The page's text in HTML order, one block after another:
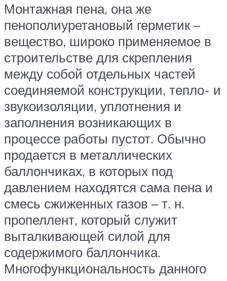
Монтажная пена, она же
пенополиуретановый герметик –
вещество, широко применяемое в
строительстве для скрепления
между собой отдельных частей
соединяемой конструкции, тепло- и
звукоизоляции, уплотнения и
заполнения возникающих в
процессе работы пустот. Обычно
продается в металлических
баллончиках, в которых под
давлением находятся сама пена и
смесь сжиженных газов – т. н.
пропеллент, который служит
выталкивающей силой для
содержимого баллончика.
Многофункциональность данного